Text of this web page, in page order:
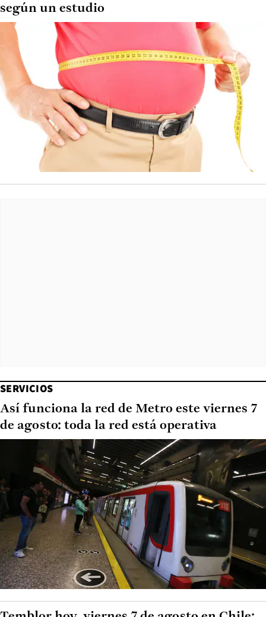
según un estudio
SERVICIOS
Así funciona la red de Metro este viernes 7
de agosto: toda la red está operativa